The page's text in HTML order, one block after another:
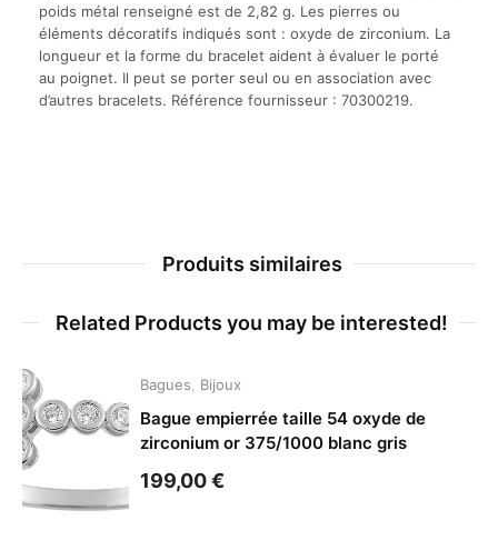
poids métal renseigné est de 2,82 g. Les pierres ou
éléments décoratifs indiqués sont : oxyde de zirconium. La
longueur et la forme du bracelet aident à évaluer le porté
au poignet. Il peut se porter seul ou en association avec
d’autres bracelets. Référence fournisseur : 70300219.
Produits similaires
Related Products you may be interested!
Bagues Bijoux
Bague empierrée taille 54 oxyde de
zirconium or 375/1000 blanc gris
199,00€